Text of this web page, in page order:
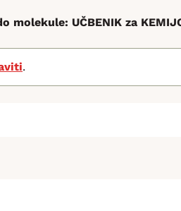
molekule: UČBENIK za
.